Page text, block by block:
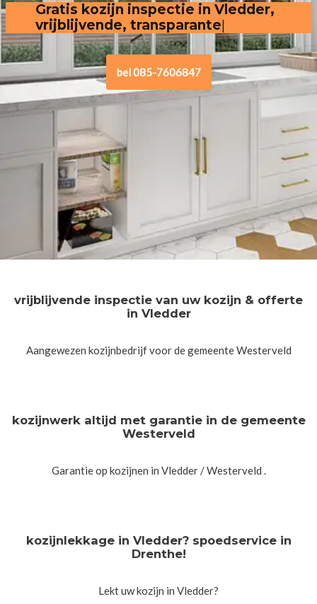
Gratis kozijn inspectie in Vledder,
vrijblijvende, transparante offerte
bel 085-7606847
vrijblijvende inspectie van uw kozijn & offerte
in Vledder
Aangewezen kozijnbedrijf voor de gemeente Westerveld
kozijnwerk altijd met garantie in de gemeente
Westerveld
Garantie op kozijnen in Vledder / Westerveld .
kozijnlekkage in Vledder? spoedservice in
Drenthe!
Lekt uw kozijn in Vledder?